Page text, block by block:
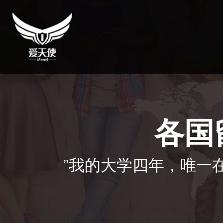
各国
”我的大学四年，唯一